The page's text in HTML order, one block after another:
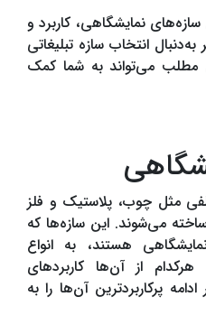
نمایشگاهی، کاربرد و
انتخاب سازه تبلیغاتی
مطلب می‌تواند به شما کمک
مثل چوب، پلاستیک و فلز
می‌شوند. این سازه‌ها که
هستند، به انواع
از آ‌‌‌ن‌ها کاربردهای
پرکاربردترین آن‌ها را به